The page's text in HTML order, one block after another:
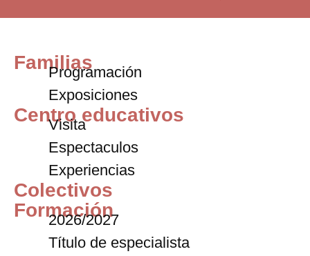
Familias
Programación
Exposiciones
Centro educativos
Visita
Espectaculos
Experiencias
Colectivos
Formación
2026/2027
Título de especialista